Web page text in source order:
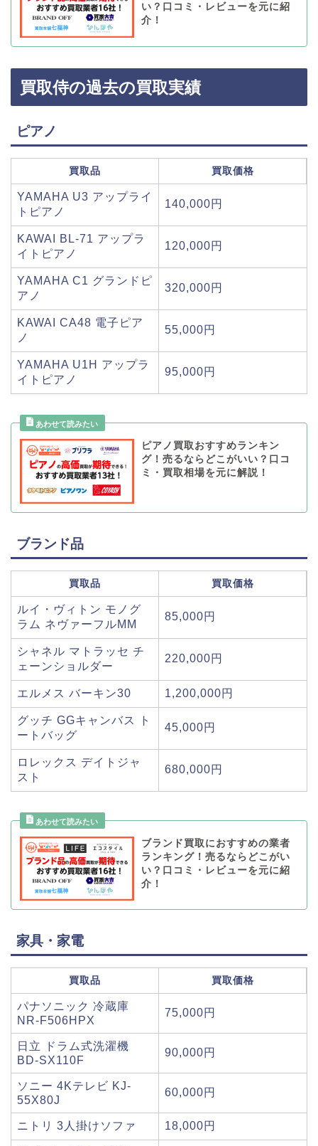
い？口コミ・レビューを元に紹
介！
買取侍の過去の買取実績
ピアノ
買取品 買取価格
YAMAHA U3 アップライ
トピアノ
140,000円
KAWAI BL-71 アップラ
イトピアノ
120,000円
YAMAHA C1 グランドピ
アノ
320,000円
KAWAI CA48 電子ピア
ノ
55,000円
YAMAHA U1H アップラ
イトピアノ
95,000円
ピアノ買取おすすめランキン
グ！売るならどこがいい？口コ
ミ・買取相場を元に解説！
ブランド品
買取品 買取価格
ルイ・ヴィトン モノグ
ラム ネヴァーフルMM
85,000円
シャネル マトラッセ チ
ェーンショルダー
220,000円
エルメス バーキン30 1,200,000円
グッチ GGキャンバス ト
ートバッグ
45,000円
ロレックス デイトジャ
スト
680,000円
ブランド買取におすすめの業者
ランキング！売るならどこがい
い？口コミ・レビューを元に紹
介！
家具・家電
買取品 買取価格
パナソニック 冷蔵庫
NR-F506HPX
75,000円
日立 ドラム式洗濯機
BD-SX110F
90,000円
ソニー 4Kテレビ KJ-
55X80J
60,000円
ニトリ 3人掛けソファ 18,000円